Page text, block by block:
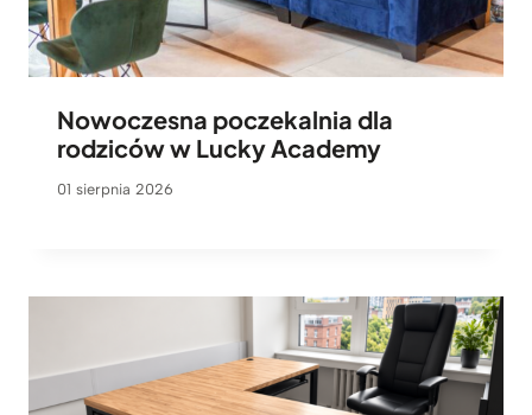
Nowoczesna poczekalnia dla
rodziców w Lucky Academy
01 sierpnia 2026